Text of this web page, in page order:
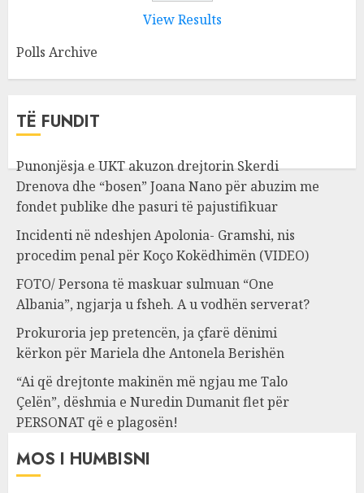
View Results
Polls Archive
TË FUNDIT
Punonjësja e UKT akuzon drejtorin Skerdi
Drenova dhe “bosen” Joana Nano për abuzim me
fondet publike dhe pasuri të pajustifikuar
Incidenti në ndeshjen Apolonia- Gramshi, nis
procedim penal për Koço Kokëdhimën (VIDEO)
FOTO/ Persona të maskuar sulmuan “One
Albania”, ngjarja u fsheh. A u vodhën serverat?
Prokuroria jep pretencën, ja çfarë dënimi
kërkon për Mariela dhe Antonela Berishën
“Ai që drejtonte makinën më ngjau me Talo
Çelën”, dëshmia e Nuredin Dumanit flet për
PERSONAT që e plagosën!
MOS I HUMBISNI